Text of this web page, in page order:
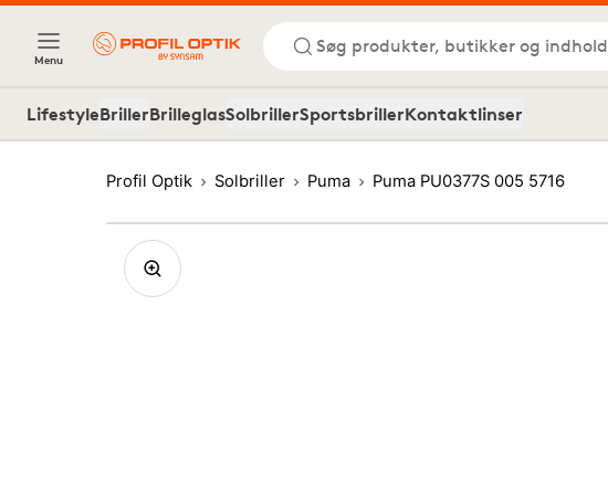
Menu
Søg produkter, butikker og indhold
LifestyleBrillerBrilleglasSolbrillerSportsbrillerKontaktlinser
Profil Optik Solbriller Puma Puma PU0377S 005 5716